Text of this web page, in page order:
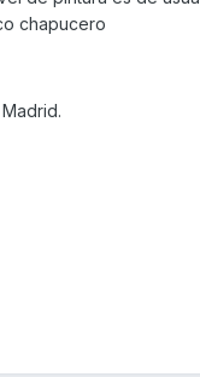
chapucero